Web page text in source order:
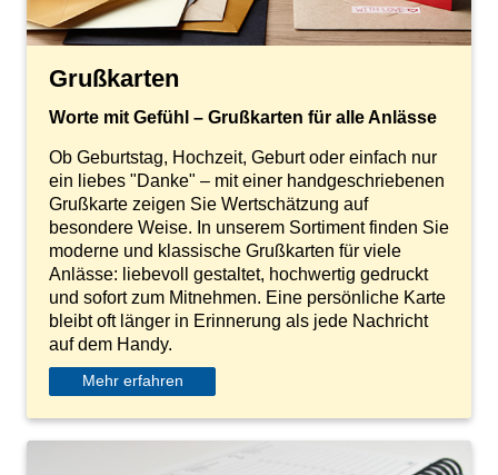
Grußkarten
Worte mit Gefühl – Grußkarten für alle Anlässe
Ob Geburtstag, Hochzeit, Geburt oder einfach nur
ein liebes "Danke" – mit einer handgeschriebenen
Grußkarte zeigen Sie Wertschätzung auf
besondere Weise. In unserem Sortiment finden Sie
moderne und klassische Grußkarten für viele
Anlässe: liebevoll gestaltet, hochwertig gedruckt
und sofort zum Mitnehmen. Eine persönliche Karte
bleibt oft länger in Erinnerung als jede Nachricht
auf dem Handy.
Mehr erfahren